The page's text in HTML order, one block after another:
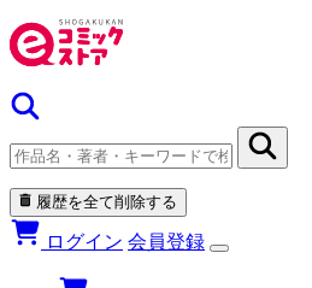
履歴を全て削除する
ログイン 会員登録